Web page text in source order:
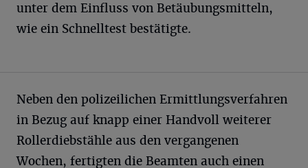
unter dem Einfluss von Betäubungsmitteln,
wie ein Schnelltest bestätigte.
Neben den polizeilichen Ermittlungsverfahren
in Bezug auf knapp einer Handvoll weiterer
Rollerdiebstähle aus den vergangenen
Wochen, fertigten die Beamten auch einen